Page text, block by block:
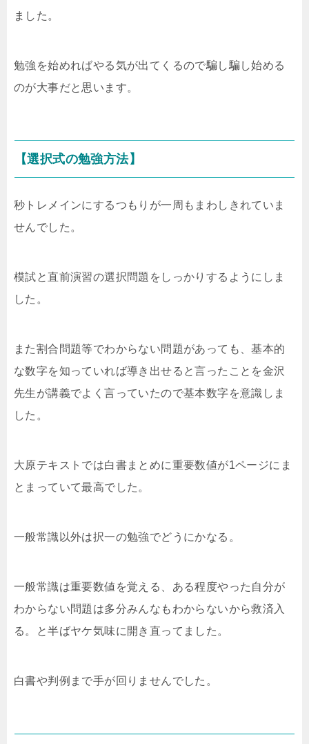
ました。
勉強を始めればやる気が出てくるので騙し騙し始める
のが大事だと思います。
【選択式の勉強方法】
秒トレメインにするつもりが一周もまわしきれていま
せんでした。
模試と直前演習の選択問題をしっかりするようにしま
した。
また割合問題等でわからない問題があっても、基本的
な数字を知っていれば導き出せると言ったことを金沢
先生が講義でよく言っていたので基本数字を意識しま
した。
大原テキストでは白書まとめに重要数値が1ページにま
とまっていて最高でした。
一般常識以外は択一の勉強でどうにかなる。
一般常識は重要数値を覚える、ある程度やった自分が
わからない問題は多分みんなもわからないから救済入
る。と半ばヤケ気味に開き直ってました。
白書や判例まで手が回りませんでした。